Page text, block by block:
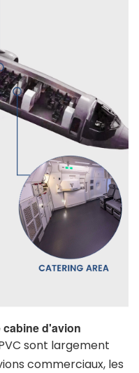
d'avion
sont largement
commerciaux, les